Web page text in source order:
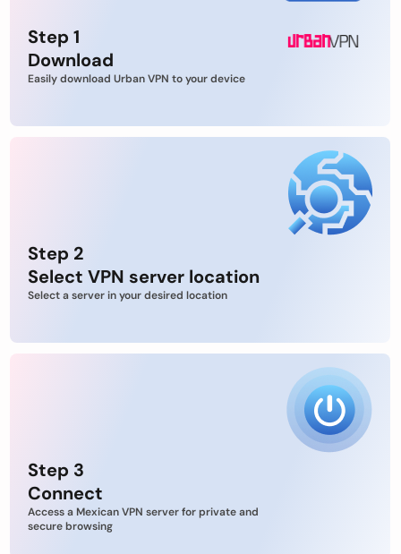
Step 1
Download
Easily download Urban VPN to your device
Step 2
Select VPN server location
Select a server in your desired location
Step 3
Connect
Access a Mexican VPN server for private and
secure browsing